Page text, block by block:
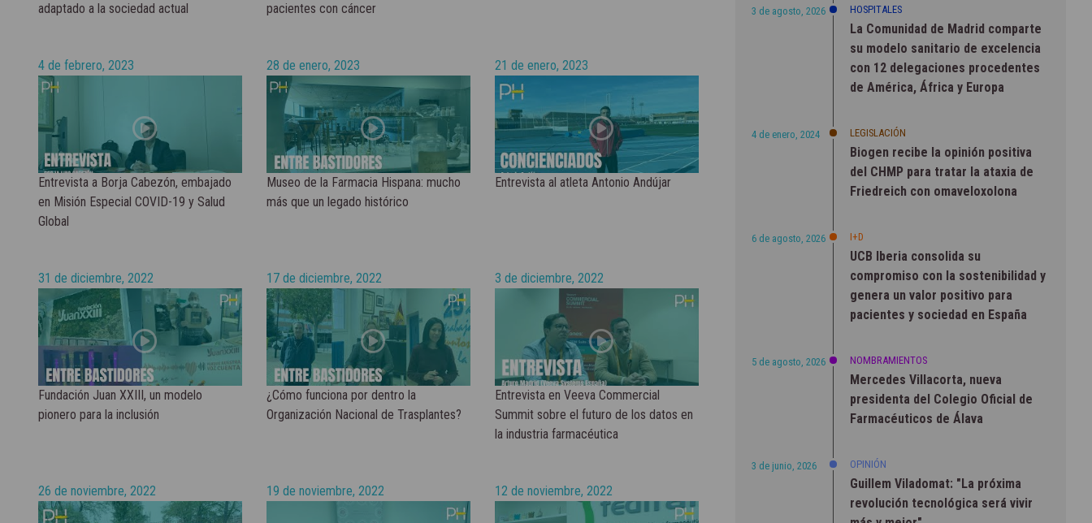
adaptado a la sociedad actual
pacientes con cáncer
4 de febrero, 2023
Entrevista a Borja Cabezón, embajado
en Misión Especial COVID-19 y Salud
Global
28 de enero, 2023
Museo de la Farmacia Hispana: mucho
más que un legado histórico
21 de enero, 2023
Entrevista al atleta Antonio Andújar
31 de diciembre, 2022
Fundación Juan XXIII, un modelo
pionero para la inclusión
17 de diciembre, 2022
¿Cómo funciona por dentro la
Organización Nacional de Trasplantes?
3 de diciembre, 2022
Entrevista en Veeva Commercial
Summit sobre el futuro de los datos en
la industria farmacéutica
26 de noviembre, 2022 19 de noviembre, 2022 12 de noviembre, 2022
3 de agosto, 2026 HOSPITALES
La Comunidad de Madrid comparte
su modelo sanitario de excelencia
con 12 delegaciones procedentes
de América, África y Europa
4 de enero, 2024 LEGISLACIÓN
Biogen recibe la opinión positiva
del CHMP para tratar la ataxia de
Friedreich con omaveloxolona
6 de agosto, 2026 I+D
UCB Iberia consolida su
compromiso con la sostenibilidad y
genera un valor positivo para
pacientes y sociedad en España
5 de agosto, 2026 NOMBRAMIENTOS
Mercedes Villacorta, nueva
presidenta del Colegio Oficial de
Farmacéuticos de Álava
3 de junio, 2026 OPINIÓN
Guillem Viladomat: "La próxima
revolución tecnológica será vivir